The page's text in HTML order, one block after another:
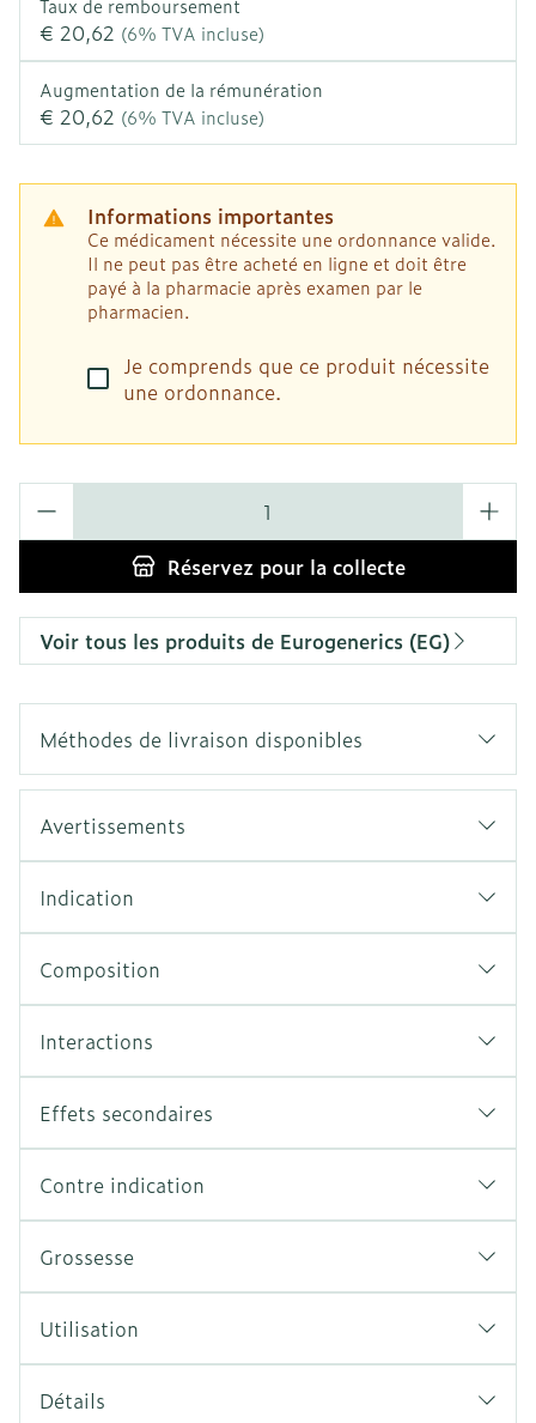
Taux de remboursement
€ 20,62 (6% TVA incluse)
Augmentation de la rémunération
€ 20,62 (6% TVA incluse)
Informations importantes
Ce médicament nécessite une ordonnance valide.
Il ne peut pas être acheté en ligne et doit être
payé à la pharmacie après examen par le
pharmacien.
Je comprends que ce produit nécessite
une ordonnance.
Réservezpour la collecte
Voir tous les produits de Eurogenerics (EG)
Méthodes de livraison disponibles
Avertissements
Indication
Composition
Interactions
Effets secondaires
Contre indication
Grossesse
Utilisation
Détails